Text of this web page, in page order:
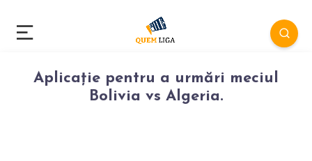
Aplicație pentru a urmări meciul
Bolivia vs Algeria.